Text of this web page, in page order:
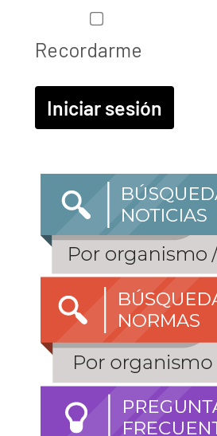
Recordarme